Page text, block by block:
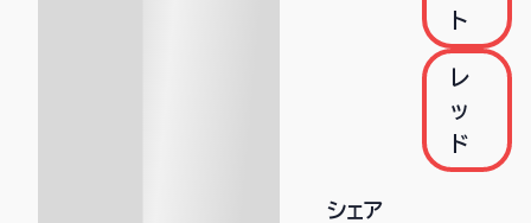
ト
レ
ッ
ド
シェア